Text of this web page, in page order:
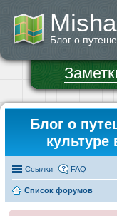
Блог о
Блог о
культуре
Ссылки FAQ
Список форумов